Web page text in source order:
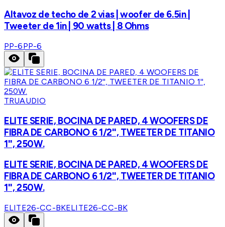
Altavoz de techo de 2 vias | woofer de 6.5in |
Tweeter de 1in | 90 watts | 8 Ohms
PP-6PP-6
TRUAUDIO
ELITE SERIE, BOCINA DE PARED, 4 WOOFERS DE
FIBRA DE CARBONO 6 1/2'', TWEETER DE TITANIO
1'', 250W.
ELITE SERIE, BOCINA DE PARED, 4 WOOFERS DE
FIBRA DE CARBONO 6 1/2'', TWEETER DE TITANIO
1'', 250W.
ELITE26-CC-BKELITE26-CC-BK